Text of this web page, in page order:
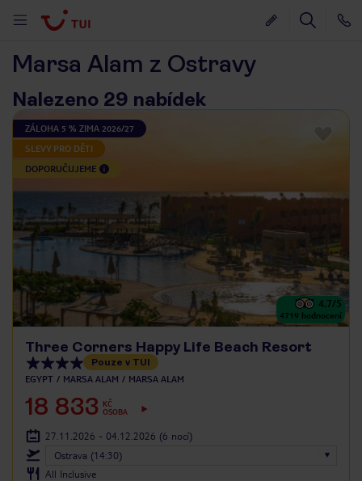
Marsa Alam z Ostravy
Nalezeno 29 nabídek
ZÁLOHA 5 % ZIMA 2026/27
SLEVY PRO DĚTI
DOPORUČUJEME
4.7/5
4719 hodnocení
Three Corners Happy Life Beach Resort
Pouze v TUI
EGYPT MARSA ALAM MARSA ALAM
18 833
KČ
OSOBA
27.11.2026 - 04.12.2026 (6 nocí)
Ostrava (14:30)
All Inclusive